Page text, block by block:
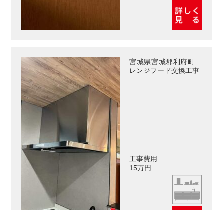
宮城県宮城郡利府町
レンジフード交換工事
工事費用
15万円